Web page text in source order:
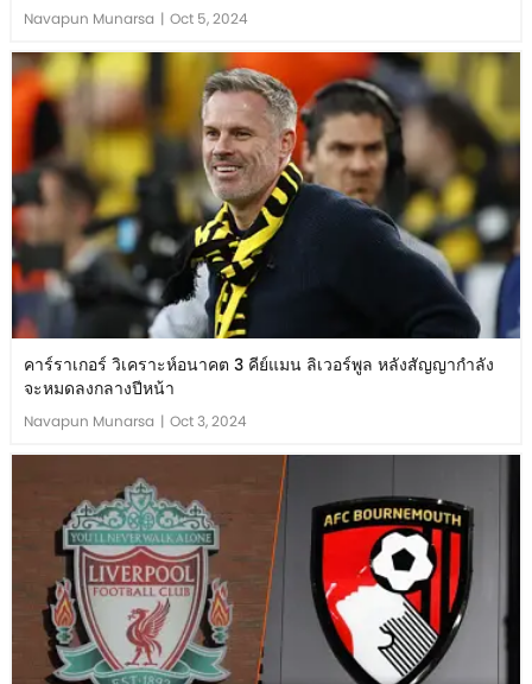
Navapun Munarsa | Oct 5, 2024
คาร์ราเกอร์ วิเคราะห์อนาคต 3 คีย์แมน ลิเวอร์พูล หลังสัญญากำลัง
จะหมดลงกลางปีหน้า
Navapun Munarsa | Oct 3, 2024